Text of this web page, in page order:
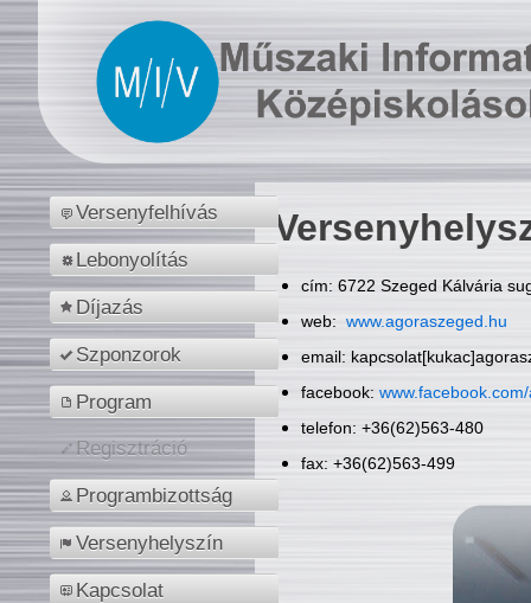
Versenyfelhívás
Lebonyolítás
Díjazás
Szponzorok
Program
Regisztráció
Programbizottság
Versenyhelyszín
Kapcsolat
cím: 6722 Szeged Kálvária
web: www.agoraszeged.hu
email:
facebook:
telefon: +36(62)563-480
fax: +36(62)563-499